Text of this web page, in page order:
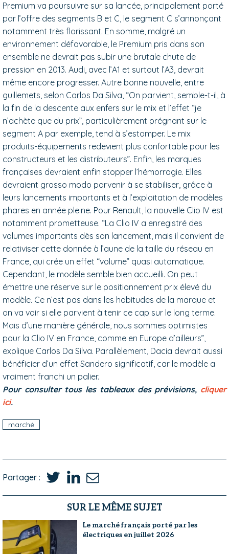
Premium va poursuivre sur sa lancée, principalement porté
par l’offre des segments B et C, le segment C s’annonçant
notamment très florissant. En somme, malgré un
environnement défavorable, le Premium pris dans son
ensemble ne devrait pas subir une brutale chute de
pression en 2013. Audi, avec l’A1 et surtout l’A3, devrait
même encore progresser. Autre bonne nouvelle, entre
guillemets, selon Carlos Da Silva, “On parvient, semble-t-il, à
la fin de la descente aux enfers sur le mix et l’effet “je
n’achète que du prix”, particulièrement prégnant sur le
segment A par exemple, tend à s’estomper. Le mix
produits-équipements redevient plus confortable pour les
constructeurs et les distributeurs”. Enfin, les marques
françaises devraient enfin stopper l’hémorragie. Elles
devraient grosso modo parvenir à se stabiliser, grâce à
leurs lancements importants et à l’exploitation de modèles
phares en année pleine. Pour Renault, la nouvelle Clio IV est
notamment prometteuse. “La Clio IV a enregistré des
volumes importants dès son lancement, mais il convient de
relativiser cette donnée à l’aune de la taille du réseau en
France, qui crée un effet “volume” quasi automatique.
Cependant, le modèle semble bien accueilli. On peut
émettre une réserve sur le positionnement prix élevé du
modèle. Ce n’est pas dans les habitudes de la marque et
on va voir si elle parvient à tenir ce cap sur le long terme.
Mais d’une manière générale, nous sommes optimistes
pour la Clio IV en France, comme en Europe d’ailleurs”,
explique Carlos Da Silva. Parallèlement, Dacia devrait aussi
bénéficier d’un effet Sandero significatif, car le modèle a
vraiment franchi un palier.
Pour consulter tous les tableaux des prévisions, cliquer
ici.
marché
Partager :
SUR LE MÊME SUJET
Le marché français porté par les
électriques en juillet 2026